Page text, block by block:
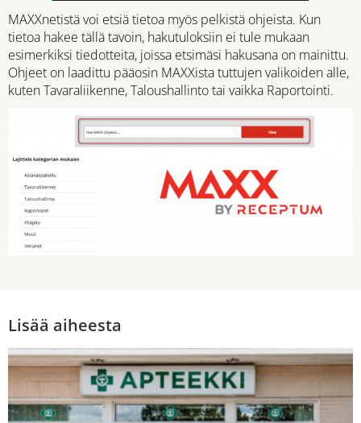
MAXXnetistä voi etsiä tietoa myös pelkistä ohjeista. Kun
tietoa hakee tällä tavoin, hakutuloksiin ei tule mukaan
esimerkiksi tiedotteita, joissa etsimäsi hakusana on mainittu.
Ohjeet on laadittu pääosin MAXXista tuttujen valikoiden alle,
kuten Tavaraliikenne, Taloushallinto tai vaikka Raportointi.
Lisää aiheesta